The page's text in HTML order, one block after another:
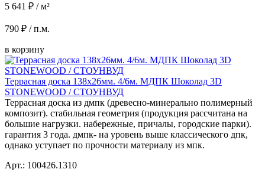
5 641 ₽ / м²
790 ₽ / п.м.
в корзину
Террасная доска 138x26мм. 4/6м. МДПК Шоколад 3D
STONEWOOD / СТОУНВУД
Террасная доска из дмпк (древесно-минерально полимерный
композит). стабильная геометрия (продукция рассчитана на
большие нагрузки. набережные, причалы, городские парки).
гарантия 3 года. дмпк- на уровень выше классического дпк,
однако уступает по прочности материалу из мпк.
Арт.: 100426.1310